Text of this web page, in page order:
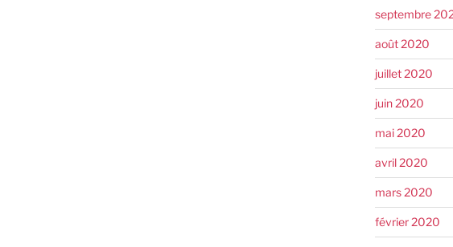
septembre
août 2020
juillet 2020
juin 2020
mai 2020
avril 2020
mars 2020
février 2020